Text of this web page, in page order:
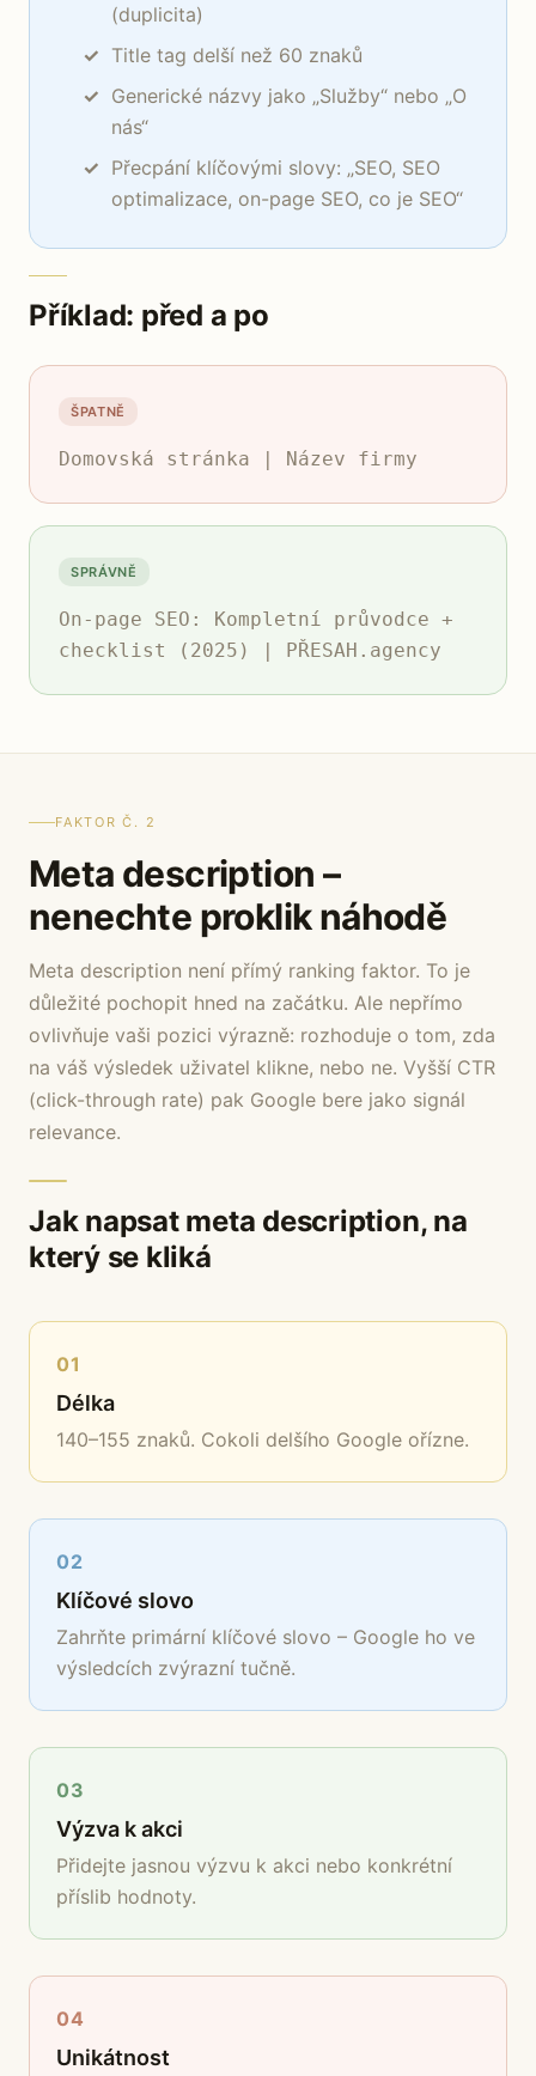
(duplicita)
Title tag delší než 60 znaků
Generické názvy jako „Služby“ nebo „O
nás“
Přecpání klíčovými slovy: „SEO, SEO
optimalizace, on-page SEO, co je SEO“
Příklad: před a po
ŠPATNĚ
Domovská stránka | Název firmy
SPRÁVNĚ
On-page SEO: Kompletní průvodce +
checklist (2025) | PŘESAH.agency
FAKTOR Č. 2
Meta description –
nenechte proklik náhodě
Meta description není přímý ranking faktor. To je
důležité pochopit hned na začátku. Ale nepřímo
ovlivňuje vaši pozici výrazně: rozhoduje o tom, zda
na váš výsledek uživatel klikne, nebo ne. Vyšší CTR
(click-through rate) pak Google bere jako signál
relevance.
Jak napsat meta description, na
který se kliká
01
Délka
140–155 znaků. Cokoli delšího Google ořízne.
02
Klíčové slovo
Zahrňte primární klíčové slovo – Google ho ve
výsledcích zvýrazní tučně.
03
Výzva k akci
Přidejte jasnou výzvu k akci nebo konkrétní
příslib hodnoty.
04
Unikátnost